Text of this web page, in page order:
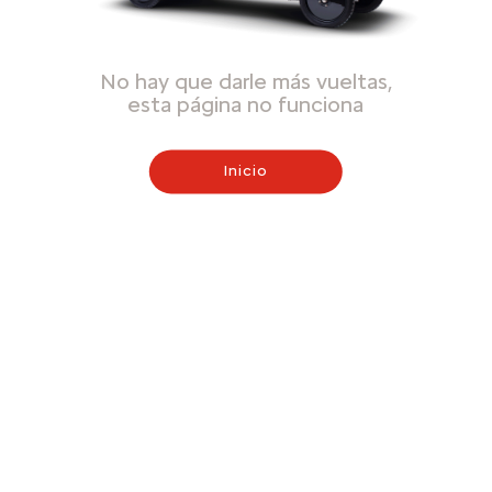
No hay que darle más vueltas,
esta página no funciona
Inicio